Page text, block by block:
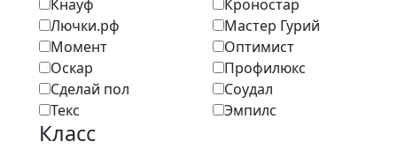
Кнауф
Кроностар
Лючки.рф
Мастер Гурий
Момент
Оптимист
Оскар
Профилюкс
Сделай пол
Соудал
Текс
Эмпилс
Класс